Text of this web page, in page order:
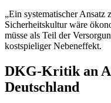
„Ein systematischer Ansatz
Sicherheitskultur wäre
müsse als Teil der
kostspieliger Nebeneffekt.
DKG-Kritik an
Deutschland